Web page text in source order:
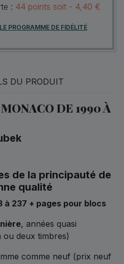
: 44 points soit - 4,40 €
PROGRAMME DE FIDÉLITÉ
DU PRODUIT
DE 1990 À
de la principauté de
qualité
à 237 + pages pour blocs
, années quasi
deux timbres)
comme neuf (prix neuf